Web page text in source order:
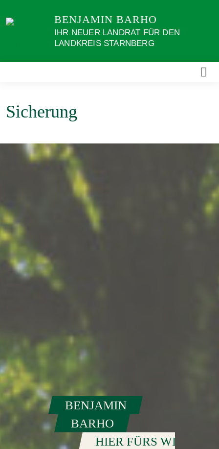
zum
BENJAMIN BARHO
IHR NEUER LANDRAT FÜR DEN
LANDKREIS STARNBERG
Sicherung
BENJAMIN
BARHO
HIER FÜRS WIR